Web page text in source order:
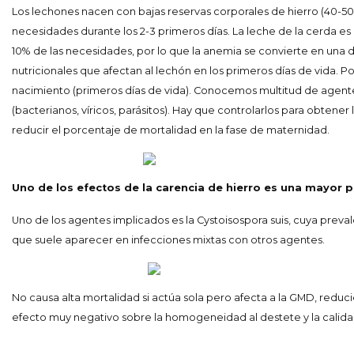
Los lechones nacen con bajas reservas corporales de hierro (40-
necesidades durante los 2-3 primeros días. La leche de la cerda
10% de las necesidades, por lo que la anemia se convierte en
nutricionales que afectan al lechón en los primeros días de vida.
nacimiento (primeros días de vida). Conocemos multitud de
(bacterianos, víricos, parásitos). Hay que controlarlos para
reducir el porcentaje de mortalidad en la fase de maternidad.
Uno de los efectos de la carencia de hierro es una mayor
Uno de los agentes implicados es la Cystoisospora suis, cuya
que suele aparecer en infecciones mixtas con otros agentes.
No causa alta mortalidad si actúa sola pero afecta a la GMD,
efecto muy negativo sobre la homogeneidad al destete y la